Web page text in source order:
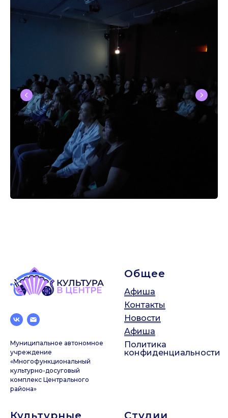
Муниципальное автономное
учреждение
«Многофункциональный
культурно-досуговый
комплекс Центрального
района»
Общее
Афиша
Контакты
Новости
Афиша
Политика
конфиденциальности
Культурные Студии